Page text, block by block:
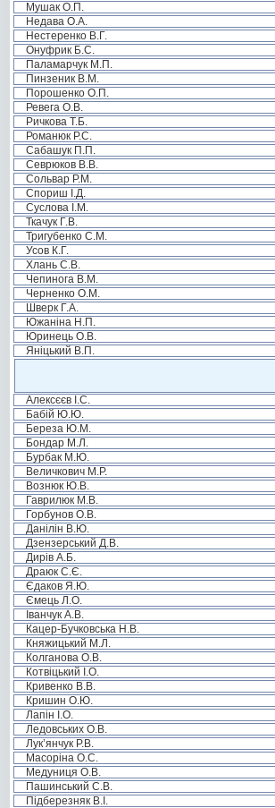
Мушак О.П.
Недава О.А.
Нестеренко В.Г.
Онуфрик Б.С.
Паламарчук М.П.
Пинзеник В.М.
Порошенко О.П.
Ревега О.В.
Ричкова Т.Б.
Романюк Р.С.
Сабашук П.П.
Севрюков В.В.
Сольвар Р.М.
Спориш І.Д.
Суслова І.М.
Ткачук Г.В.
Тригубенко С.М.
Усов К.Г.
Хлань С.В.
Чепинога В.М.
Черненко О.М.
Шверк Г.А.
Южаніна Н.П.
Юринець О.В.
Яніцький В.П.
Алексєєв І.С.
Бабій Ю.Ю.
Береза Ю.М.
Бондар М.Л.
Бурбак М.Ю.
Величкович М.Р.
Вознюк Ю.В.
Гаврилюк М.В.
Горбунов О.В.
Данілін В.Ю.
Дзензерський Д.В.
Дирів А.Б.
Драюк С.Є.
Єдаков Я.Ю.
Ємець Л.О.
Іванчук А.В.
Кацер-Бучковська Н.В.
Княжицький М.Л.
Колганова О.В.
Котвіцький І.О.
Кривенко В.В.
Кришин О.Ю.
Лапін І.О.
Ледовських О.В.
Лук’янчук Р.В.
Масоріна О.С.
Медуниця О.В.
Пашинський С.В.
Підберезняк В.І.